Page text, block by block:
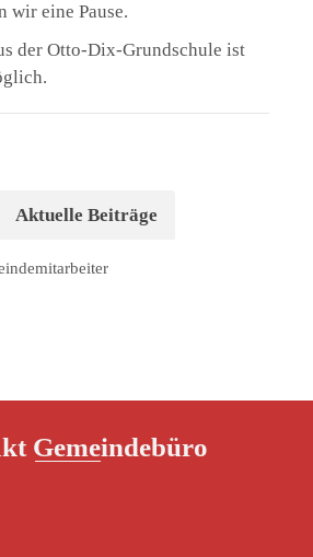
wir eine Pause.
der Otto-Dix-Grundschule ist
Aktuelle Beiträge
Gemeindebüro